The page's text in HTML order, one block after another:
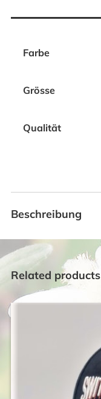
Farbe
Grösse
Qualität
Beschreibung
Related products